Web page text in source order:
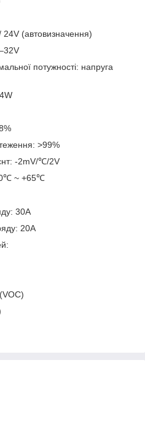
(автовизначення)
потужності: напруга
>99%
-2mV/℃/2V
~ +65℃
30A
20A